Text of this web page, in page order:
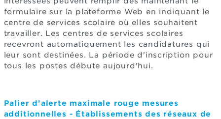
formulaire sur la plateforme Web en indiquant le
centre de services scolaire où elles souhaitent
travailler. Les centres de services scolaires
recevront automatiquement les candidatures qui
leur sont destinées. La période d'inscription pour
tous les postes débute aujourd'hui.
Palier d’alerte maximale rouge mesures
additionnelles - Établissements des réseaux de